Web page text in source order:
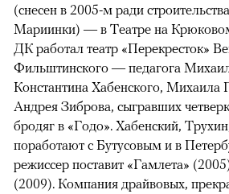
(снесен в 2005-м ради
Мариинки) — в Театре на
ДК работал театр «Перекресток»
Фильштинского — педагога
Константина Хабенского, Михаила
Андрея Зиброва, сыгравших
бродяг в «Годо». Хабенский,
поработают с Бутусовым и в
режиссер поставит «Гамлета»
(2009). Компания драйвовых,